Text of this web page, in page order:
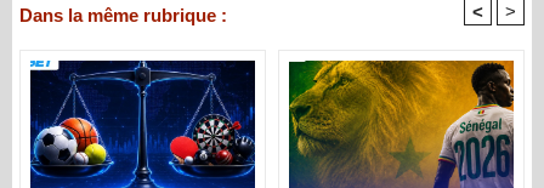
Dans la même rubrique : < >